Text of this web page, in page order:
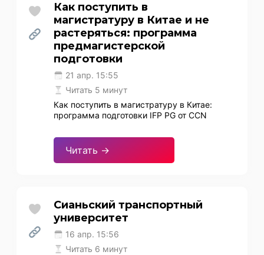
Как поступить в
магистратуру в Китае и не
растеряться: программа
предмагистерской
подготовки
21 апр. 15:55
Читать 5 минут
Как поступить в магистратуру в Китае:
программа подготовки IFP PG от CCN
Читать →
Сианьский транспортный
университет
16 апр. 15:56
Читать 6 минут